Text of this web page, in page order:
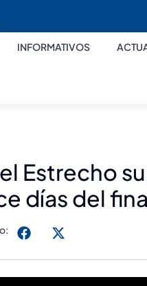
INFORMATIVOS
Estrecho
días del